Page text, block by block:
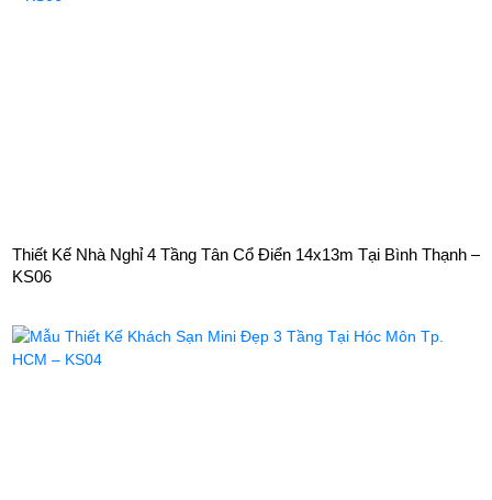
Thiết Kế Nhà Nghỉ 4 Tầng Tân Cổ Điển 14x13m Tại Bình Thạnh –
KS06